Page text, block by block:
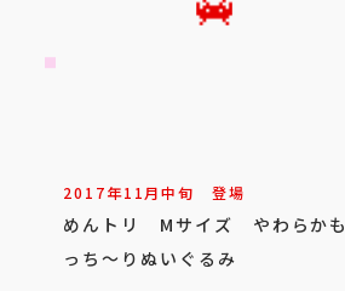
2017年11月中旬 登場
めんトリ Mサイズ やわらかも
っち～りぬいぐるみ